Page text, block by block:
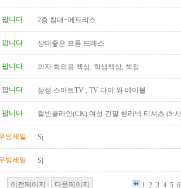
팝니다 2층 침대+메트리스
팝니다 상태좋은 프롬 드레스
팝니다 의자 회의용 책상, 학생책상, 책장
팝니다 삼성 스마트TV , TV 다이 와 테이블
팝니다
캘빈클라인(CK) 여성 긴팔 헨리넥 티셔츠 (S
빙세일
Sj
빙세일 Sj
이전페이지 다음페이지 1 2 3 4 5 6